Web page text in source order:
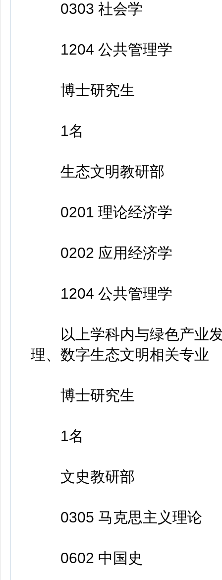
0303 社会学
1204 公共管理学
博士研究生
1名
生态文明教研部
0201 理论经济学
0202 应用经济学
1204 公共管理学
以上学科内与绿色产业发
理、数字生态文明相关专业
博士研究生
1名
文史教研部
0305 马克思主义理论
0602 中国史